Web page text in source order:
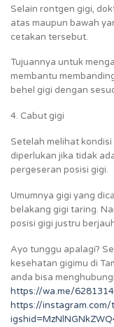
Selain rontgen gigi,
atas maupun bawah
cetakan tersebut.
Tujuannya untuk
membantu
behel gigi dengan
4. Cabut gigi
Setelah melihat
diperlukan jika tidak
pergeseran posisi gigi.
Umumnya gigi yang
belakang gigi taring.
posisi gigi justru
Ayo tunggu apalagi?
kesehatan gigimu di
anda bisa
https://wa.me/
https://instagram.com/